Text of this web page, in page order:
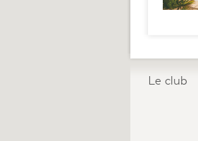
Le club